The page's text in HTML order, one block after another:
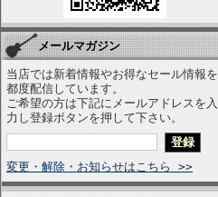
メールマガジン
当店では新着情報やお得なセール情報を
都度配信しています。
ご希望の方は下記にメールアドレスを入
力し登録ボタンを押して下さい。
変更・解除・お知らせはこちら >>